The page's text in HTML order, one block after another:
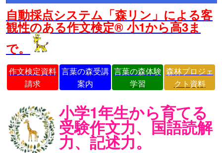
自動採点システム「森リン」による客
観性のある作文検定® 小1から高3ま
で。
作文検定資料
請求
言葉の森受講
案内
言葉の森体験
学習
森林プロジェ
クト資料
小学1年生から育てる
受験作文力、国語読解
力、記述力。